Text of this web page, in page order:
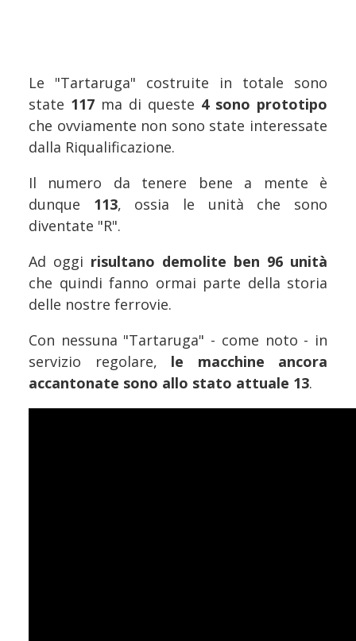
Le "Tartaruga" costruite in totale sono
state 117 ma di queste 4 sono prototipo
che ovviamente non sono state interessate
dalla Riqualificazione.
Il numero da tenere bene a mente è
dunque 113, ossia le unità che sono
diventate "R".
Ad oggi risultano demolite ben 96 unità
che quindi fanno ormai parte della storia
delle nostre ferrovie.
Con nessuna "Tartaruga" - come noto - in
servizio regolare, le macchine ancora
accantonate sono allo stato attuale 13.